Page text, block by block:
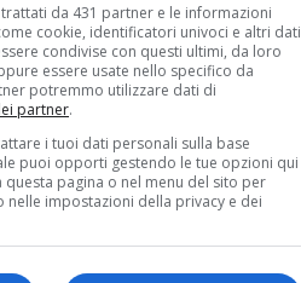
da 431 partner e le informazioni
cookie, identificatori univoci e altri dati
condivise con questi ultimi, da loro
essere usate nello specifico da
potremmo utilizzare dati di
partner.
i tuoi dati personali sulla base
puoi opporti gestendo le tue opzioni qui
questa pagina o nel menu del sito per
nelle impostazioni della privacy e dei